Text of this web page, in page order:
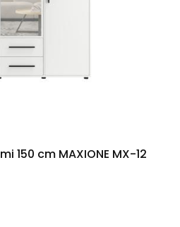
150 cm MAXIONE MX-12